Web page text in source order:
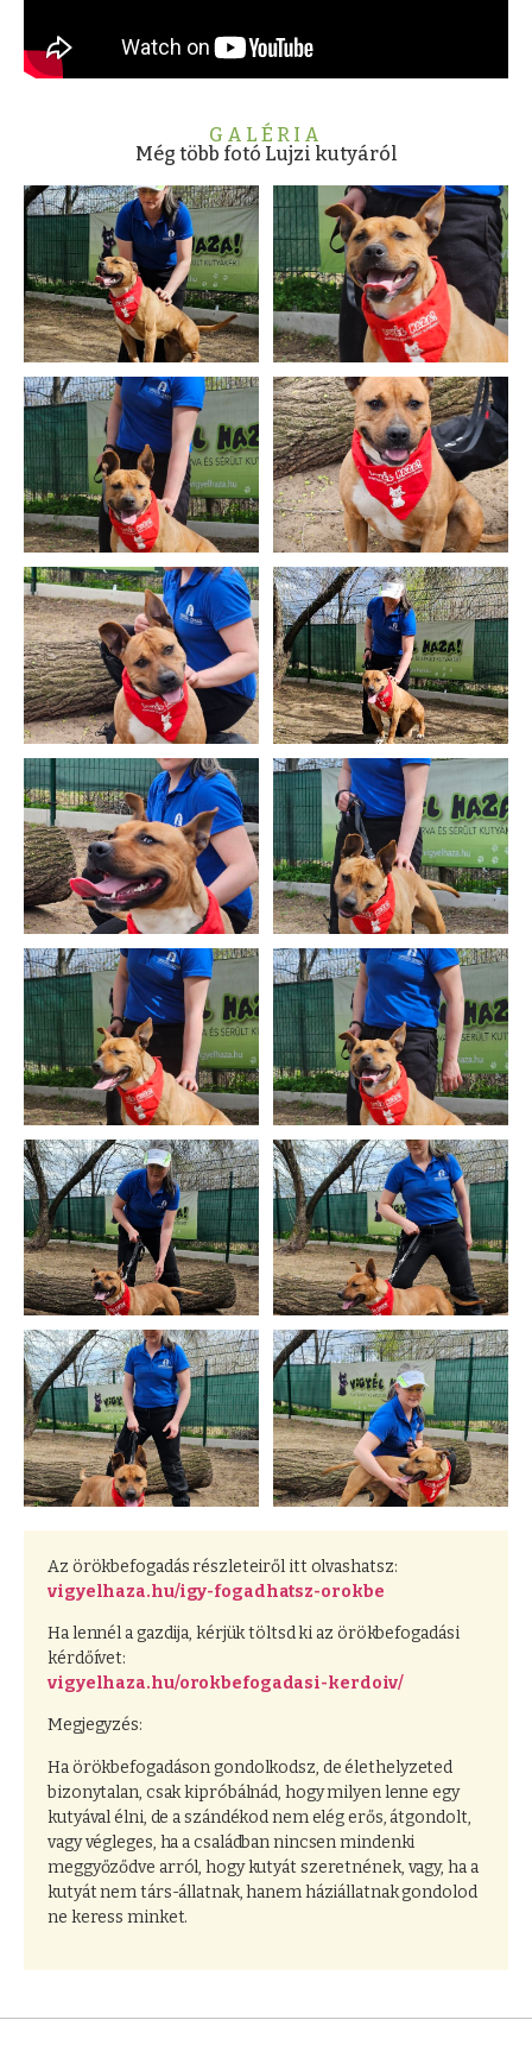
GALÉRIA
Még több fotó Lujzi kutyáról
Az örökbefogadás részleteiről itt olvashatsz:
vigyelhaza.hu/igy-fogadhatsz-orokbe
Ha lennél a gazdija, kérjük töltsd ki az örökbefogadási
kérdőívet:
vigyelhaza.hu/orokbefogadasi-kerdoiv/
Megjegyzés:
Ha örökbefogadáson gondolkodsz, de élethelyzeted
bizonytalan, csak kipróbálnád, hogy milyen lenne egy
kutyával élni, de a szándékod nem elég erős, átgondolt,
vagy végleges, ha a családban nincsen mindenki
meggyőződve arról, hogy kutyát szeretnének, vagy, ha a
kutyát nem társ-állatnak, hanem háziállatnak gondolod
ne keress minket.